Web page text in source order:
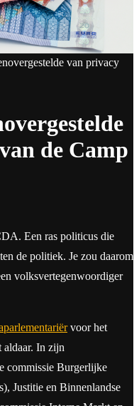
van privacy
de Camp
Een ras politicus die
de politiek. Je zou daarom
volksvertegenwoordiger
voor het
aldaar. In zijn
commissie Burgerlijke
Justitie en Binnenlandse